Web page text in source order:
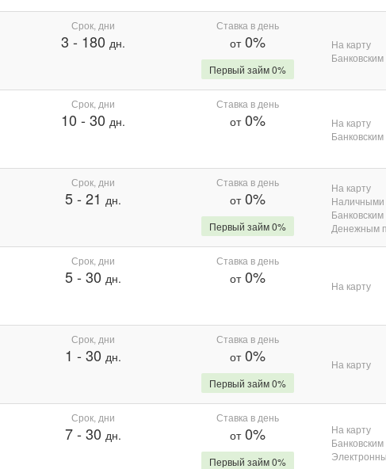
Срок, дни
3 - 180 дн.
Ставка в день
от0%
Первый займ 0%
На карту
Срок, дни
10 - 30 дн.
Ставка в день
от0%
На карту
Срок, дни
5- 21 дн.
Ставка в день
от0%
Первый займ 0%
На карту
Наличными
Денежным
Срок, дни
5- 30 дн.
Ставка в день
от0% На карту
Срок, дни
1 - 30 дн.
Ставка в день
от0%
Первый займ 0%
На карту
Срок, дни
7- 30 дн.
Ставка в день
от0%
Первый займ 0%
На карту